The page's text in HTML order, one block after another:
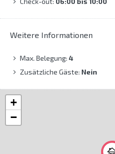
Weitere Informationen
Max. Belegung: 4
Zusätzliche Gäste: Nein
+
−